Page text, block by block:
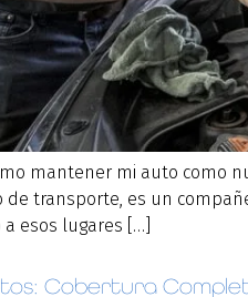
mantener mi auto como
transporte, es un
a esos lugares […]
Cobertura